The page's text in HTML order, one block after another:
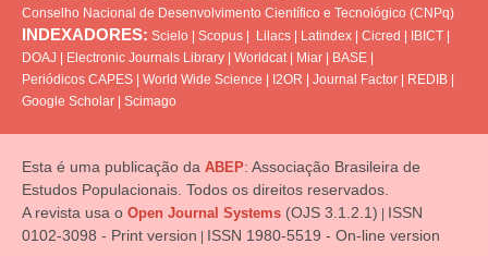
Conselho Nacional de Desenvolvimento Científico e Tecnológico (CNPq)
INDEXADORES: Scielo | Scopus | Lilacs | Latindex | Cicred | IBICT |
DOAJ | Electronic Journals Library | Worldcat| Miar | BASE |
Periódicos CAPES | World Wide Science | I2OR | Journal Factor | REDIB |
Google Scholar | Scimago
Esta é uma publicação da ABEP: Associação Brasileira de
Estudos Populacionais. Todos os direitos reservados.
A revista usa o Open Journal Systems (OJS 3.1.2.1) | ISSN
0102-3098 - Print version | ISSN 1980-5519 - On-line version